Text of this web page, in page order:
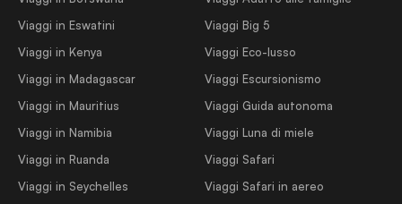
Viaggi in Eswatini
Viaggi in Kenya
Viaggi in Madagascar
Viaggi in Mauritius
Viaggi in Namibia
Viaggi in Ruanda
Viaggi in Seychelles
Viaggi Big 5
Viaggi Eco-lusso
Viaggi Escursionismo
Viaggi Guida autonoma
Viaggi Luna di miele
Viaggi Safari
Viaggi Safari in aereo